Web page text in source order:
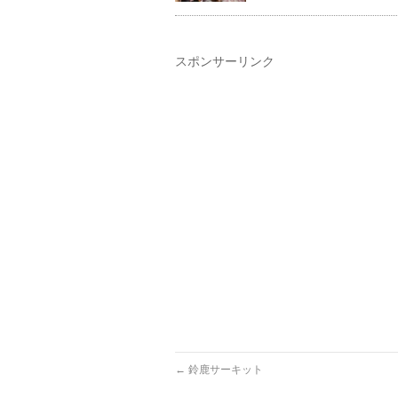
スポンサーリンク
← 鈴鹿サーキット